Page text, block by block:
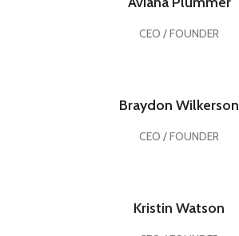
CEO / FOUNDER
Braydon Wilkerson
CEO / FOUNDER
Kristin Watson